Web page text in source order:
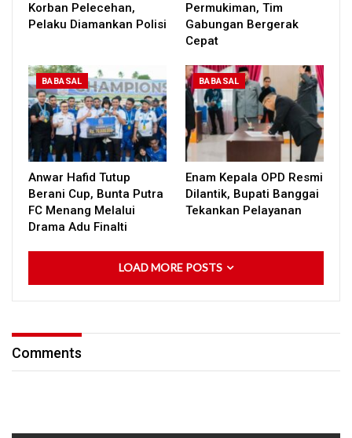
Korban Pelecehan,
Pelaku Diamankan Polisi
Permukiman, Tim
Gabungan Bergerak
Cepat
BABASAL
Anwar Hafid Tutup
Berani Cup, Bunta Putra
FC Menang Melalui
Drama Adu Finalti
BABASAL
Enam Kepala OPD Resmi
Dilantik, Bupati Banggai
Tekankan Pelayanan
LOAD MORE POSTS
Comments